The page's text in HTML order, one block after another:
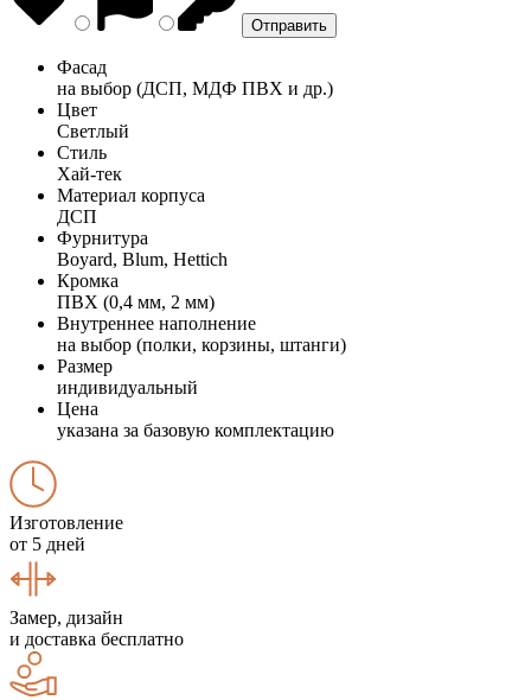
Фасад
на выбор (ДСП, МДФ ПВХ и др.)
Цвет
Светлый
Стиль
Хай-тек
Материал корпуса
ДСП
Фурнитура
Boyard, Blum, Hettich
Кромка
ПВХ (0,4 мм, 2 мм)
Внутреннее наполнение
на выбор (полки, корзины, штанги)
Размер
индивидуальный
Цена
указана за базовую комплектацию
Изготовление
от 5 дней
Замер, дизайн
и доставка бесплатно